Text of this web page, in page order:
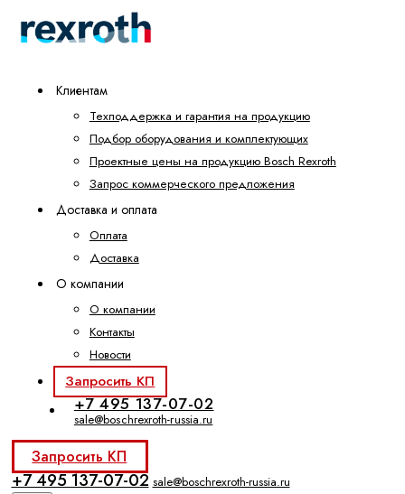
Клиентам
Техподдержка и гарантия на продукцию
Подбор оборудования и комплектующих
Проектные цены на продукцию Bosch Rexroth
Запрос коммерческого предложения
Доставка и оплата
Оплата
Доставка
О компании
О компании
Контакты
Новости
Запросить КП
+7 495 137-07-02
sale@boschrexroth-russia.ru
Запросить КП
+7 495 137-07-02 sale@boschrexroth-russia.ru